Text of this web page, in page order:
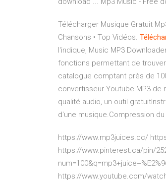
Télécharger Musique Gratuit
Chansons • Top Vidéos.
l'indique, Music MP3
fonctions permettant de
catalogue comptant près de
convertisseur Youtube MP3
qualité audio, un outil
d'une musique.Compression
https://www.mp3juices.cc/
https://www.pinterest.ca/pin/
https://www.youtube.com/